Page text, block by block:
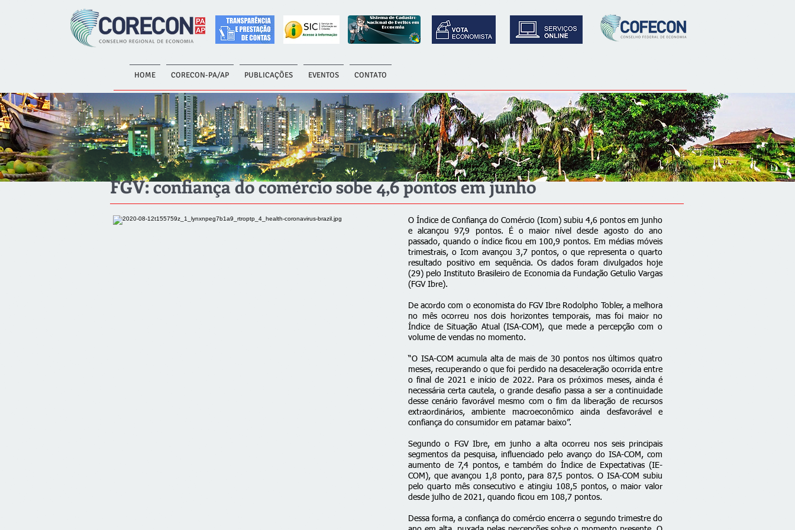
HOME CORECON-PA/AP PUBLICAÇÕES EVENTOS CONTATO
FGV: confiança do comércio sobe 4,6 pontos em junho
O Índice de Confiança do Comércio (Icom) subiu 4,6 pontos em junho
e alcançou 97,9 pontos. É o maior nível desde agosto do ano
passado, quando o índice ficou em 100,9 pontos. Em médias móveis
trimestrais, o Icom avançou 3,7 pontos, o que representa o quarto
resultado positivo em sequência. Os dados foram divulgados hoje
(29) pelo Instituto Brasileiro de Economia da Fundação Getulio Vargas
(FGV Ibre).
De acordo com o economista do FGV Ibre Rodolpho Tobler, a melhora
no mês ocorreu nos dois horizontes temporais, mas foi maior no
Índice de Situação Atual (ISA-COM), que mede a percepção com o
volume de vendas no momento.
“O ISA-COM acumula alta de mais de 30 pontos nos últimos quatro
meses, recuperando o que foi perdido na desaceleração ocorrida entre
o final de 2021 e início de 2022. Para os próximos meses, ainda é
necessária certa cautela, o grande desafio passa a ser a continuidade
desse cenário favorável mesmo com o fim da liberação de recursos
extraordinários, ambiente macroeconômico ainda desfavorável e
confiança do consumidor em patamar baixo”.
Segundo o FGV Ibre, em junho a alta ocorreu nos seis principais
segmentos da pesquisa, influenciado pelo avanço do ISA-COM, com
aumento de 7,4 pontos, e também do Índice de Expectativas (IE-
COM), que avançou 1,8 ponto, para 87,5 pontos. O ISA-COM subiu
pelo quarto mês consecutivo e atingiu 108,5 pontos, o maior valor
desde julho de 2021, quando ficou em 108,7 pontos.
Dessa forma, a confiança do comércio encerra o segundo trimestre do